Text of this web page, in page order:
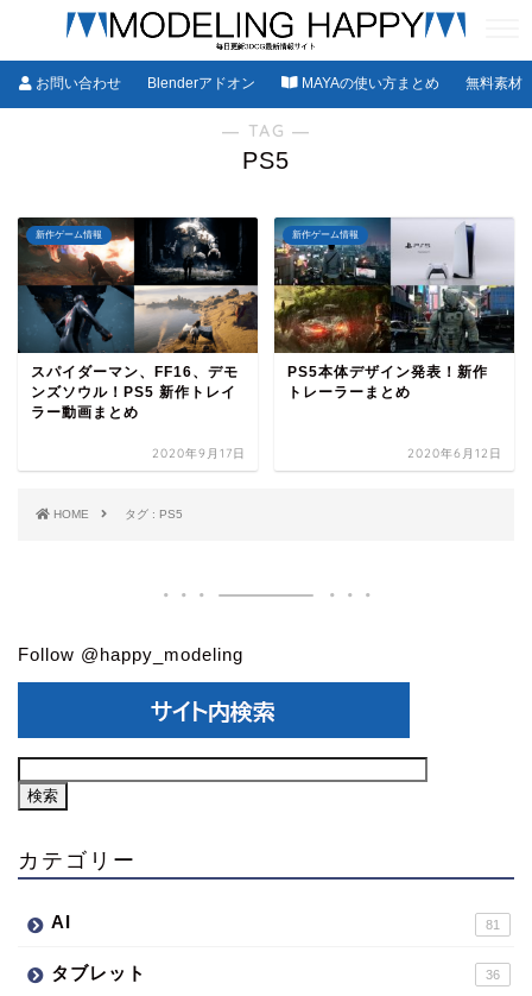
お問い合わせ Blenderアドオン MAYAの使い方まとめ 無料素材
― TAG ―
PS5
新作ゲーム情報
スパイダーマン、FF16、デモ
ンズソウル！PS5 新作トレイ
ラー動画まとめ
2020年9月17日
新作ゲーム情報
PS5本体デザイン発表！新作
トレーラーまとめ
2020年6月12日
HOME タグ : PS5
Follow @happy_modeling
カテゴリー
AI 81
タブレット 36